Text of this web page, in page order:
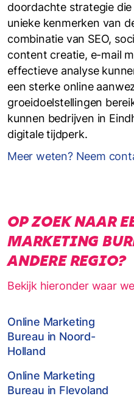
doordachte strategie
unieke kenmerken van
combinatie van SEO,
content creatie, e-mail
effectieve analyse
een sterke online
groeidoelstellingen
kunnen bedrijven in
digitale tijdperk.
Meer weten? Neem
OP ZOEK NAAR
MARKETING
ANDERE REGIO?
Bekijk hieronder waar
Online Marketing
Bureau in Noord-
Holland
Online Marketing
Bureau in Flevoland